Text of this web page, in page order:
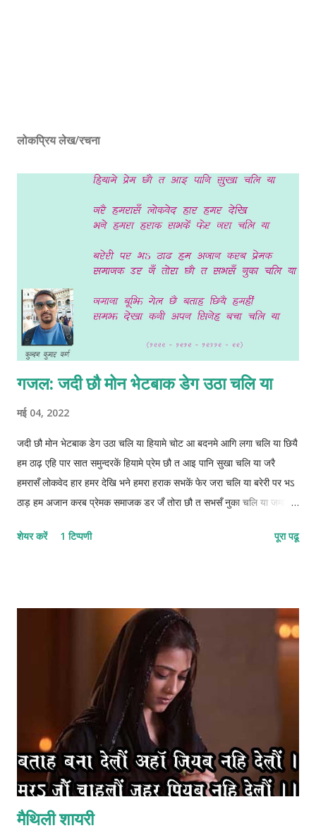
लोकप्रिय लेख/रचना
गजल: जदी छौ मोन भेटबाक डेग उठा चलि या
मई 04, 2022
जदी छौ मोन भेटबाक डेग उठा चलि या हियामे चोट आ बदनमे आगि लगा चलि या छियै
हम ठाढ़ एहि पार सात समुन्दरकें हियामे प्रेम छौ त आइ पानि सुखा चलि या जरै
हमरासँ लोकवेद हार हमर देखि भने हमरा हराक सभकें‌ फेर जरा चलि या बरेरी पर भऽ
ठाड़ हम अजान करब प्रेमक समाजक डर जँ तोरा छौ त सभसँ नुका चलि या जमाना
1212-12112-22 © कुन्दन कुमार कर्ण
शेयर करें 1 टिप्पणी पूरा पढू
मैथिली शायरी